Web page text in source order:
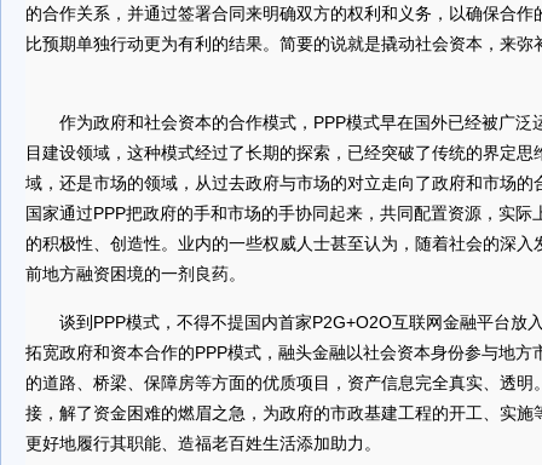
的合作关系，并通过签署合同来明确双方的权利和义务，以确保合
比预期单独行动更为有利的结果。简要的说就是撬动社会资本，来弥
作为政府和社会资本的合作模式，PPP模式早在国外已经被广泛
目建设领域，这种模式经过了长期的探索，已经突破了传统的界定
域，还是市场的领域，从过去政府与市场的对立走向了政府和市场
国家通过PPP把政府的手和市场的手协同起来，共同配置资源，实
的积极性、创造性。业内的一些权威人士甚至认为，随着社会的深
前地方融资困境的一剂良药。
谈到PPP模式，不得不提国内首家P2G+O2O互联网金融平台放
拓宽政府和资本合作的PPP模式，融头金融以社会资本身份参与地方
的道路、桥梁、保障房等方面的优质项目，资产信息完全真实、透
接，解了资金困难的燃眉之急，为政府的市政基建工程的开工、实
更好地履行其职能、造福老百姓生活添加助力。